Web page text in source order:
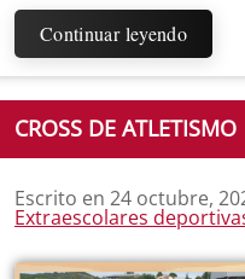
Continuar leyendo
CROSS DE ATLETISMO
Escrito en 24 octubre,
Extraescolares